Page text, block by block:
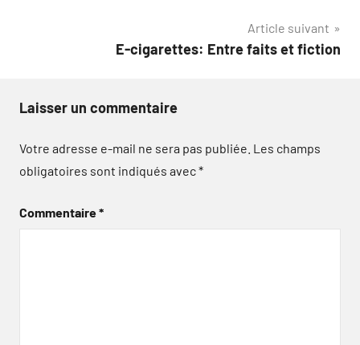
Article suivant
E-cigarettes: Entre faits et fiction
Laisser un commentaire
Votre adresse e-mail ne sera pas publiée. Les champs
obligatoires sont indiqués avec*
Commentaire*